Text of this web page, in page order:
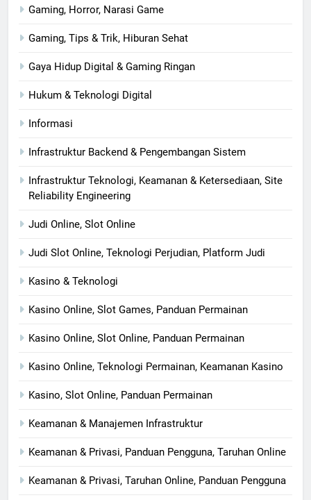
Gaming, Horror, Narasi Game
Gaming, Tips & Trik, Hiburan Sehat
Gaya Hidup Digital & Gaming Ringan
Hukum & Teknologi Digital
Informasi
Infrastruktur Backend & Pengembangan Sistem
Infrastruktur Teknologi, Keamanan & Ketersediaan, Site
Reliability Engineering
Judi Online, Slot Online
Judi Slot Online, Teknologi Perjudian, Platform Judi
Kasino & Teknologi
Kasino Online, Slot Games, Panduan Permainan
Kasino Online, Slot Online, Panduan Permainan
Kasino Online, Teknologi Permainan, Keamanan Kasino
Kasino, Slot Online, Panduan Permainan
Keamanan & Manajemen Infrastruktur
Keamanan & Privasi, Panduan Pengguna, Taruhan Online
Keamanan & Privasi, Taruhan Online, Panduan Pengguna